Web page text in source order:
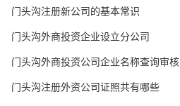
门头沟注册新公司的基本常识
门头沟外商投资企业设立分公司
门头沟外商投资公司企业名称查询审核
门头沟注册外资公司证照共有哪些